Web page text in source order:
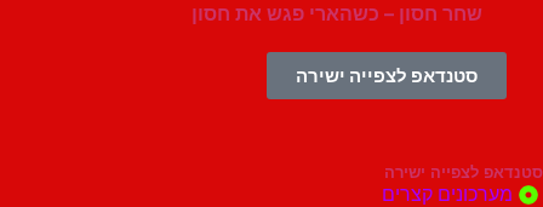
שחר חסון – כשהארי פגש את חסון
סטנדאפ לצפייה ישירה
ישירה
קצרים